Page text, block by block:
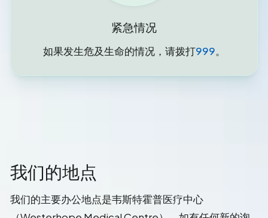
紧急情况
如果发生危及生命的情况，请拨打999。
我们的地点
我们的主要办公地点是韦斯特霍普医疗中心